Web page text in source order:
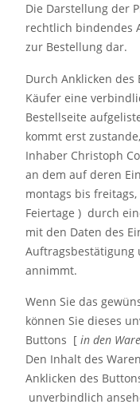
Die Darstellung der
rechtlich bindendes
zur Bestellung dar.
Durch Anklicken
Käufer eine
Bestellseite
kommt erst
Inhaber Christoph
an dem auf deren
montags bis
Feiertage ) durch
mit den Daten des
Auftragsbestätigung
annimmt.
Wenn Sie das
können Sie dieses
Buttons [ in den
Den Inhalt des
Anklicken des
unverbindlich